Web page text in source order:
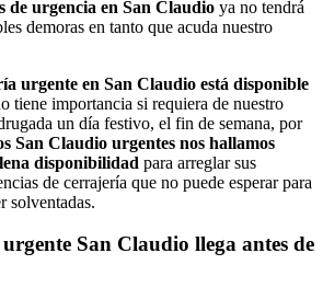
de urgencia en San Claudio ya no tendrá
demoras en tanto que acuda nuestro
urgente en San Claudio está disponible
tiene importancia si requiera de nuestro
un día festivo, el fin de semana, por
San Claudio urgentes nos hallamos
disponibilidad para arreglar sus
de cerrajería que no puede esperar para
solventadas.
San Claudio llega antes de